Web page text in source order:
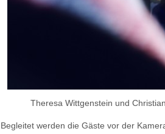
Theresa Wittgenstein und
Begleitet werden die Gäste vor der